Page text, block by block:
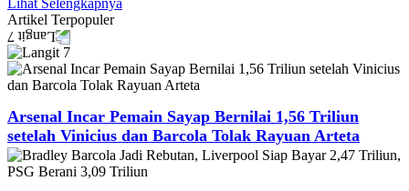
Artikel Terpopuler
Arsenal Incar Pemain Sayap Bernilai 1,56 Triliun
setelah Vinicius dan Barcola Tolak Rayuan Arteta